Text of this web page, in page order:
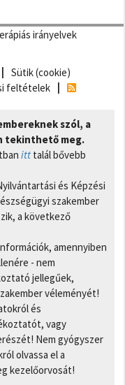
irányelvek
Sütik (cookie)
feltételek
szól, a
tekinthető meg.
itt talál bővebb
és Képzési
szakember
a következő
amennyiben
- nem
jellegűek,
véleményét!
és
vagy
Nem gyógyszer
olvassa el a
kezelőorvosát!